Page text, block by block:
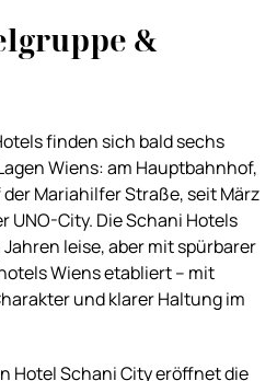
&
finden sich bald sechs
Wiens: am Hauptbahnhof,
Mariahilfer Straße, seit März
UNO-City. Die Schani Hotels
leise, aber mit spürbarer
Wiens etabliert – mit
und klarer Haltung im
Hotel Schani City eröffnet die